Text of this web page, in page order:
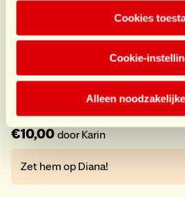
Cookies
Cookie-
Alleen
Jullie zijn toppers ! Zet hem op
€10,00 door Karin
Zet hem op Diana!